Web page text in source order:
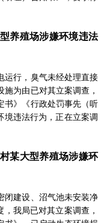
养殖场涉嫌环境违法
运行，臭气未经处理直接
为由已对其立案调查，
书》《行政处罚事先（听
境违法行为，正在立案调
某大型养殖场涉嫌环
闭建设、沼气池未安装净
我局已对其立案调查，